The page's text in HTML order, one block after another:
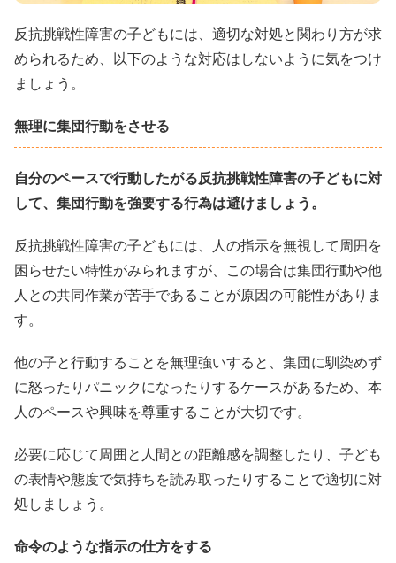
反抗挑戦性障害の子どもには、適切な対処と関わり方が求
められるため、以下のような対応はしないように気をつけ
ましょう。
無理に集団行動をさせる
自分のペースで行動したがる反抗挑戦性障害の子どもに対
して、集団行動を強要する行為は避けましょう。
反抗挑戦性障害の子どもには、人の指示を無視して周囲を
困らせたい特性がみられますが、この場合は集団行動や他
人との共同作業が苦手であることが原因の可能性がありま
す。
他の子と行動することを無理強いすると、集団に馴染めず
に怒ったりパニックになったりするケースがあるため、本
人のペースや興味を尊重することが大切です。
必要に応じて周囲と人間との距離感を調整したり、子ども
の表情や態度で気持ちを読み取ったりすることで適切に対
処しましょう。
命令のような指示の仕方をする